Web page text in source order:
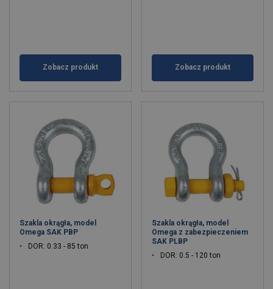
Zobacz produkt Zobacz produkt
Szakla okrągła, model
Omega SAK PBP
DOR: 0.33 - 85 ton
Szakla okrągła, model
Omega z zabezpieczeniem
SAK PLBP
DOR: 0.5 - 120 ton